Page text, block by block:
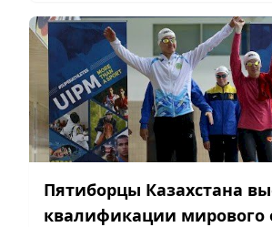
Пятиборцы Казахстана
квалификации мирового